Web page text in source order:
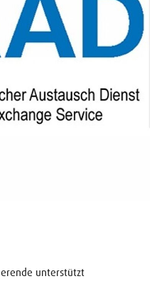
unterstützt